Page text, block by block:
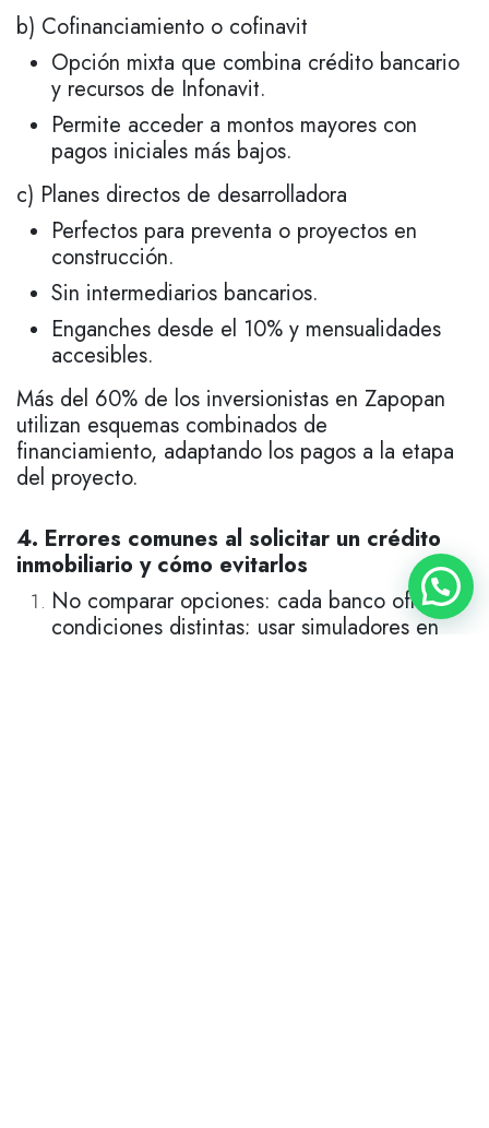
b) Cofinanciamiento o cofinavit
Opción mixta que combina crédito bancario
y recursos de Infonavit.
Permite acceder a montos mayores con
pagos iniciales más bajos.
c) Planes directos de desarrolladora
Perfectos para preventa o proyectos en
construcción.
Sin intermediarios bancarios.
Enganches desde el 10% y mensualidades
accesibles.
Más del 60% de los inversionistas en Zapopan
utilizan esquemas combinados de
financiamiento, adaptando los pagos a la etapa
del proyecto.
4. Errores comunes al solicitar un crédito
inmobiliario y cómo evitarlos
No comparar opciones: cada banco ofrece
condiciones distintas; usar simuladores en